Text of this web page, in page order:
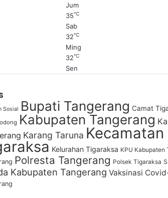
Jum
35℃
Sab
32℃
Ming
32℃
Sen
Sosial Bupati Tangerang Camat
Kabupaten Tangerang
Karang Taruna Kecamatan
Kelurahan Tigaraksa KPU Kabupaten
Polresta Tangerang Polsek Tigaraksa
Kabupaten Tangerang Vaksinasi